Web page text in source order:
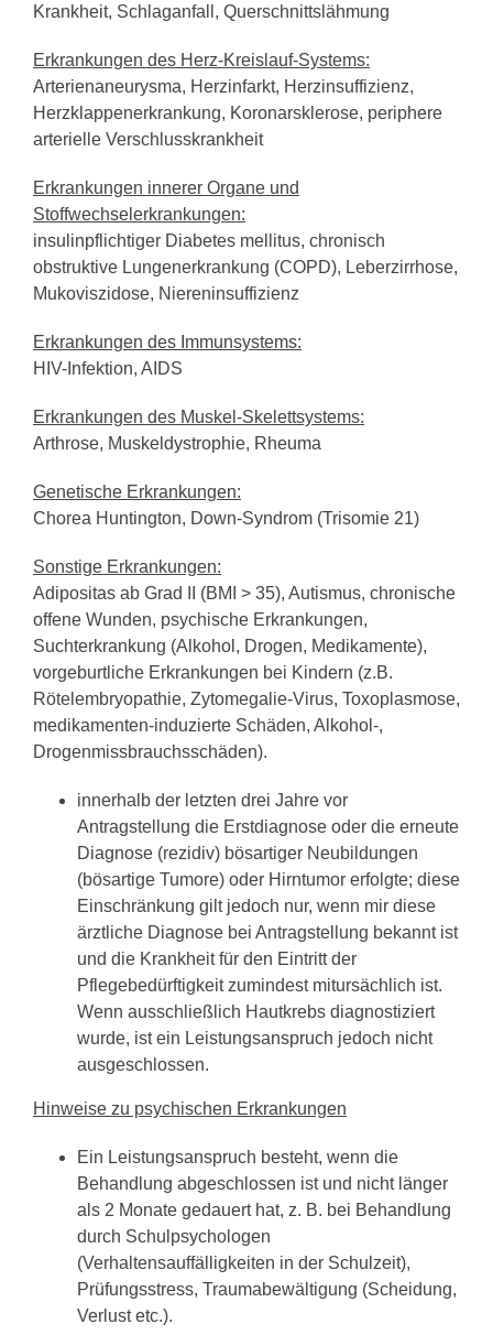
Krankheit, Schlaganfall, Querschnittslähmung
Erkrankungen des Herz-Kreislauf-Systems:
Arterienaneurysma, Herzinfarkt, Herzinsuffizienz,
Herzklappenerkrankung, Koronarsklerose, periphere
arterielle Verschlusskrankheit
Erkrankungen innerer Organe und
Stoffwechselerkrankungen:
insulinpflichtiger Diabetes mellitus, chronisch
obstruktive Lungenerkrankung (COPD), Leberzirrhose,
Mukoviszidose, Niereninsuffizienz
Erkrankungen des Immunsystems:
HIV-Infektion, AIDS
Erkrankungen des Muskel-Skelettsystems:
Arthrose, Muskeldystrophie, Rheuma
Genetische Erkrankungen:
Chorea Huntington, Down-Syndrom (Trisomie 21)
Sonstige Erkrankungen:
Adipositas ab Grad II (BMI > 35), Autismus, chronische
offene Wunden, psychische Erkrankungen,
Suchterkrankung (Alkohol, Drogen, Medikamente),
vorgeburtliche Erkrankungen bei Kindern (z.B.
Rötelembryopathie, Zytomegalie-Virus, Toxoplasmose,
medikamenten-induzierte Schäden, Alkohol-,
Drogenmissbrauchsschäden).
innerhalb der letzten drei Jahre vor
Antragstellung die Erstdiagnose oder die erneute
Diagnose (rezidiv) bösartiger Neubildungen
(bösartige Tumore) oder Hirntumor erfolgte; diese
Einschränkung gilt jedoch nur, wenn mir diese
ärztliche Diagnose bei Antragstellung bekannt ist
und die Krankheit für den Eintritt der
Pflegebedürftigkeit zumindest mitursächlich ist.
Wenn ausschließlich Hautkrebs diagnostiziert
wurde, ist ein Leistungsanspruch jedoch nicht
ausgeschlossen.
Hinweise zu psychischen Erkrankungen
Ein Leistungsanspruch besteht, wenn die
Behandlung abgeschlossen ist und nicht länger
als 2 Monate gedauert hat, z. B. bei Behandlung
durch Schulpsychologen
(Verhaltensauffälligkeiten in der Schulzeit),
Prüfungsstress, Traumabewältigung (Scheidung,
Verlust etc.).